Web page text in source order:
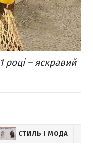
році – яскравий
СТИЛЬ І МОДА